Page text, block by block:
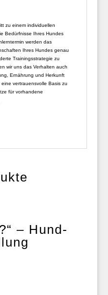
zu einem individuellen
Bedürfnisse Ihres Hundes
werden das
Ihres Hundes genau
Trainingsstrategie zu
wir uns das Verhalten auch
Ernährung und Herkunft
vertrauensvolle Basis zu
für vorhandene
– Hund-